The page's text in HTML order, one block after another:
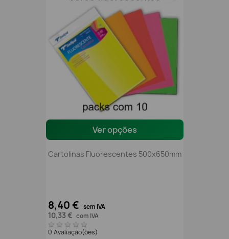
Ver opções
Cartolinas Fluorescentes 500x650mm
8,40 € sem IVA
10,33 € com IVA
0 Avaliação(ões)